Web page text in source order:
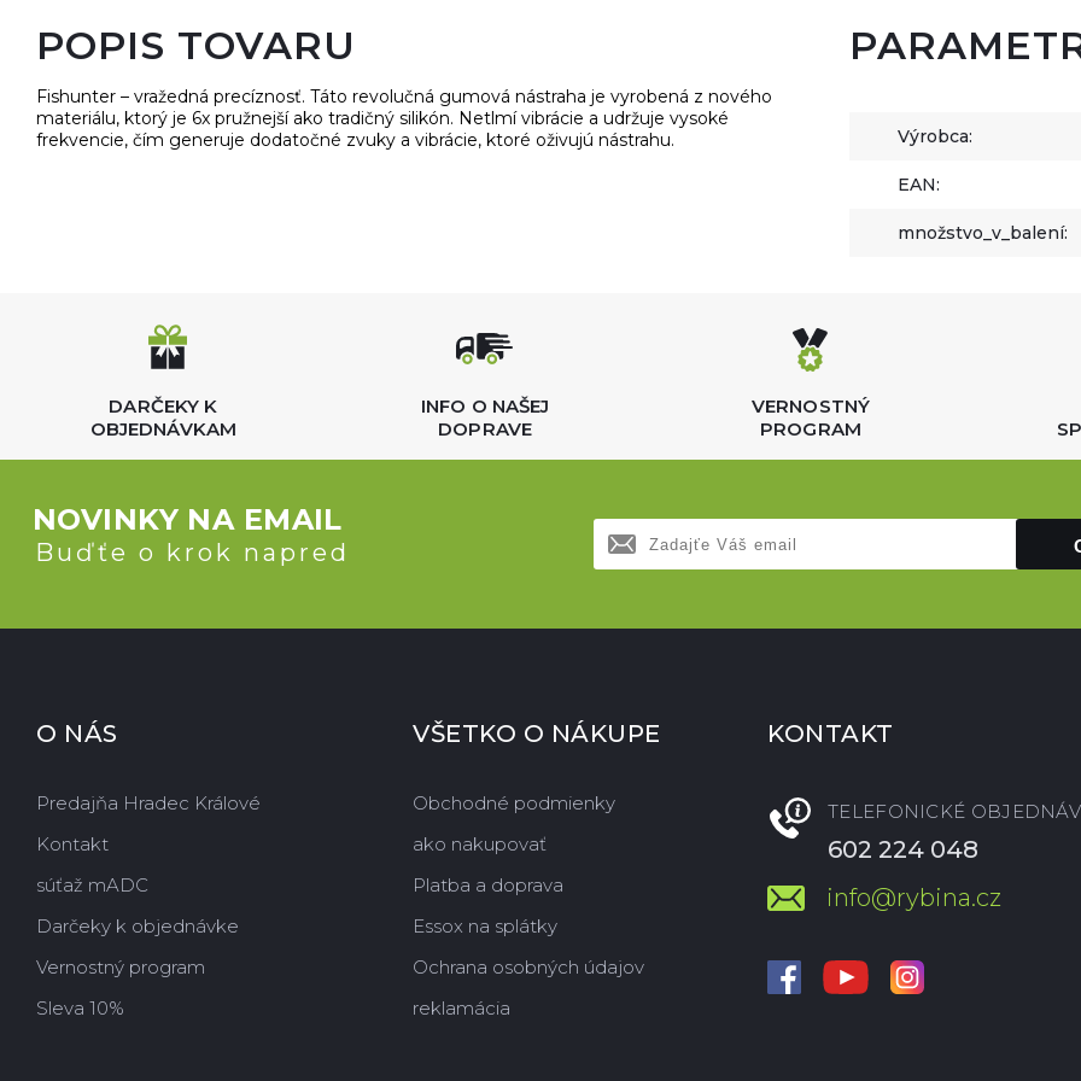
POPIS TOVARU
Fishunter – vražedná precíznosť. Táto revolučná gumová nástraha je vyrobená z nového
materiálu, ktorý je 6x pružnejší ako tradičný silikón. Netlmí vibrácie a udržuje vysoké
frekvencie, čím generuje dodatočné zvuky a vibrácie, ktoré oživujú nástrahu.
Výrobca:
EAN:
množstvo_v_balení:
DARČEKY K
OBJEDNÁVKAM
INFO O NAŠEJ
DOPRAVE
VERNOSTNÝ
PROGRAM
NOVINKY NA EMAIL
Buďťe o krok napred
O NÁS
Predajňa Hradec Králové
Kontakt
súťaž mADC
Darčeky k objednávke
Vernostný program
Sleva 10%
VŠETKO O NÁKUPE
Obchodné podmienky
ako nakupovať
Platba a doprava
Essox na splátky
Ochrana osobných údajov
reklamácia
KONTAKT
TELEFONICKÉ
602 224 048
info@rybina.cz